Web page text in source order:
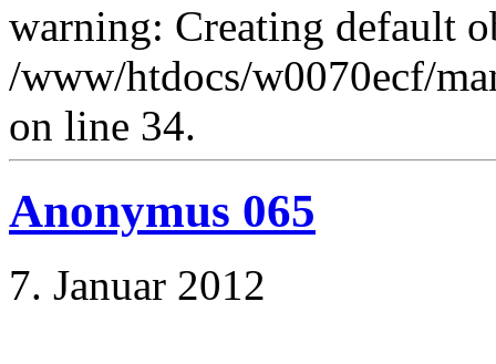
warning: Creating default
/www/htdocs/w0070ecf/
on line 34.
Anonymus 065
7. Januar 2012